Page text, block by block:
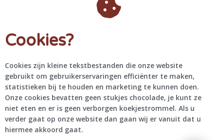
Privacybeleid
info@bragascreations.com
@bragascreations
Cookies?
Cookies zijn kleine tekstbestanden die onze website
gebruikt om gebruikerservaringen efficiënter te maken,
statistieken bij te houden en marketing te kunnen doen.
Onze cookies bevatten geen stukjes chocolade, je kunt ze
niet eten en er is geen verborgen koekjestrommel. Als u
verder gaat op onze website dan gaan wij er vanuit dat u
hiermee akkoord gaat.